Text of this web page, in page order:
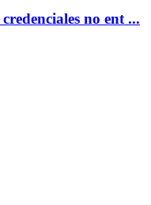
no ent ...